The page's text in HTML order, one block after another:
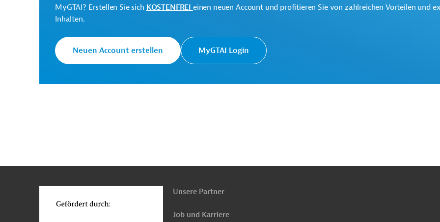
Region Asien und Pazifik.
Statistics Agency Projektträger
Usbekistan Statistik Luft-, Klimaschutz
Handel und Vertrieb, übergreifend
MyGTAI? Erstellen Sie sich KOSTENFREI einen neuen Account und profitieren Sie von zahlreichen Vorteilen und
Inhalten.
Neuen Account erstellen MyGTAI Login
oben
Unsere Partner
Job und Karriere